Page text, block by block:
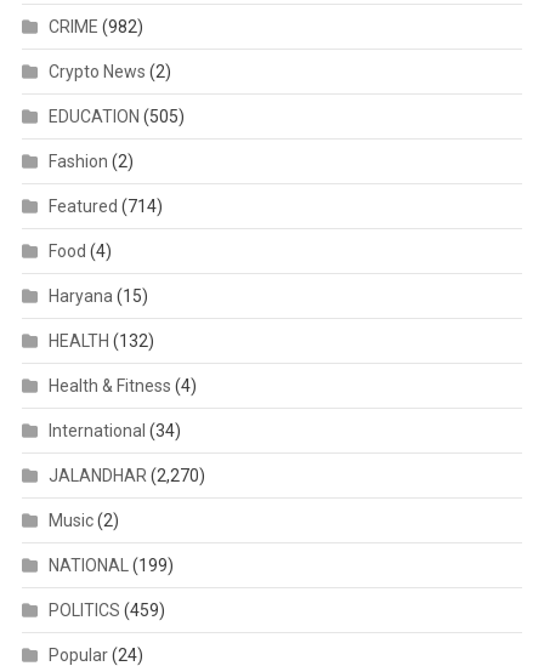
CRIME (982)
Crypto News (2)
EDUCATION (505)
Fashion (2)
Featured (714)
Food (4)
Haryana (15)
HEALTH (132)
Health & Fitness (4)
International (34)
JALANDHAR (2,270)
Music(2)
NATIONAL (199)
POLITICS (459)
Popular(24)